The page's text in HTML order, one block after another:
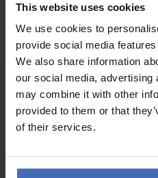
This website uses cookies
We use cookies to
provide social media
We also share information
our social media, advertising
may combine it with other
provided to them or that
of their services.